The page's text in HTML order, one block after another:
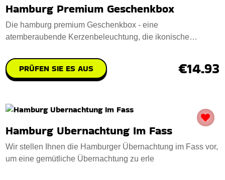
Hamburg Premium Geschenkbox
Die hamburg premium Geschenkbox - eine
atemberaubende Kerzenbeleuchtung, die ikonische
PRÜFEN SIE ES AUS €14.93
Hamburg Ubernachtung Im Fass
Wir stellen Ihnen die Hamburger Übernachtung im Fass vor,
um eine gemütliche Übernachtung zu erle